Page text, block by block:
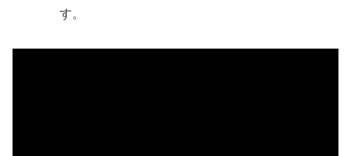
す。